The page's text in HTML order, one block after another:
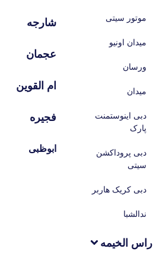
موتور سیتی
میدان اونیو
ورسان
میدان
دبی اینوستمنت
پارک
دبی پروداکشن
سیتی
دبی کریک هاربر
ندالشبا
راس الخیمه
شارجه
عجمان
ام القوین
فجیره
ابوظبی